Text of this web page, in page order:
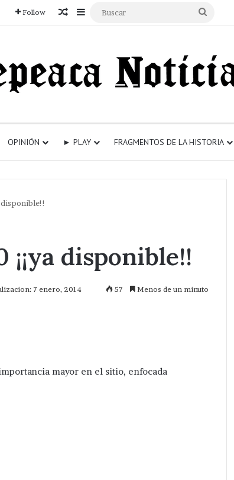
Follow Articulo aleatorio
Sidebar
OPINIÓN ► PLAY FRAGMENTOS DE LA HISTORIA
disponible!!
disponible!!
7 enero, 2014 57 Menos de un minuto
mayor en el sitio, enfocada